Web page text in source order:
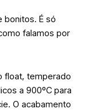
bonitos. É só
falamos por
float, temperado
a 900ºC para
O acabamento